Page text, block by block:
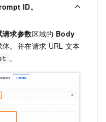
ID。
请求参数区域的 Body
。并在请求 URL 文本
。